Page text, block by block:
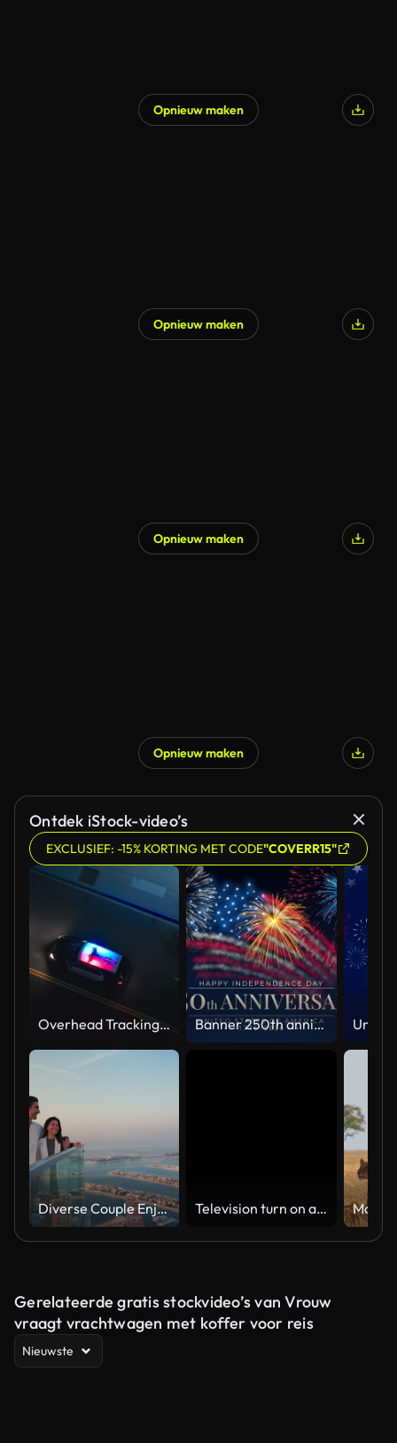
Opnieuw maken
Opnieuw maken
Opnieuw maken
Opnieuw maken
Ontdek iStock-video’s
EXCLUSIEF: -15% KORTING MET CODE"COVERR15"
Overhead Tracking Drone Shot of a Police Car Driving on a City Street with Lights On at Night Banner 250th anniversary of the USA. 250 years of independence. 4th of july 2026 usa independence day, video greeting card. US flag fireworks on blue sky background. Fourth of july. 4k seamless loop
Diverse Couple Enjoying Sunset Views from High Rise Sky Deck Overlooking Palm Jumeirah Television turn on and off. Switch on tv effect, switch off tv effect. Turn on Lcd TV effect, turn off TV effect . Led Tv on and off on black background
Gerelateerde gratis stockvideo’s van Vrouw
vraagt vrachtwagen met koffer voor reis
Nieuwste